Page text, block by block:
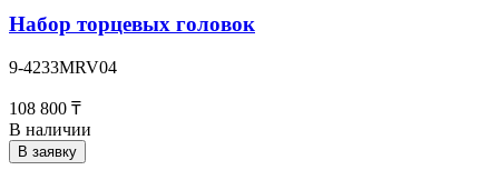
Набор торцевых головок
9-4233MRV04
108 800 ₸
В наличии
В заявку